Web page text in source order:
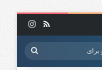
خوراک
جستجو